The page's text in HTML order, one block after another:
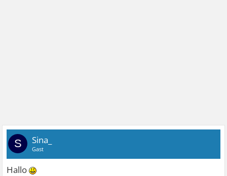
S Sina_
Gast
Hallo